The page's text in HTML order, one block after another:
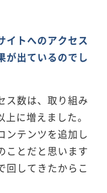
イトへのアクセス
が出ているのでし
ス数は、取り組み
に増えました。
ンテンツを追加し
ことだと思います
回してきたからこ